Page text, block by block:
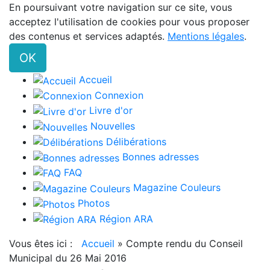
En poursuivant votre navigation sur ce site, vous
acceptez l'utilisation de cookies pour vous proposer
des contenus et services adaptés. Mentions légales.
OK
Accueil
Connexion
Livre d'or
Nouvelles
Délibérations
Bonnes adresses
FAQ
Magazine Couleurs
Photos
Région ARA
Vous êtes ici : Accueil » Compte rendu du Conseil
Municipal du 26 Mai 2016